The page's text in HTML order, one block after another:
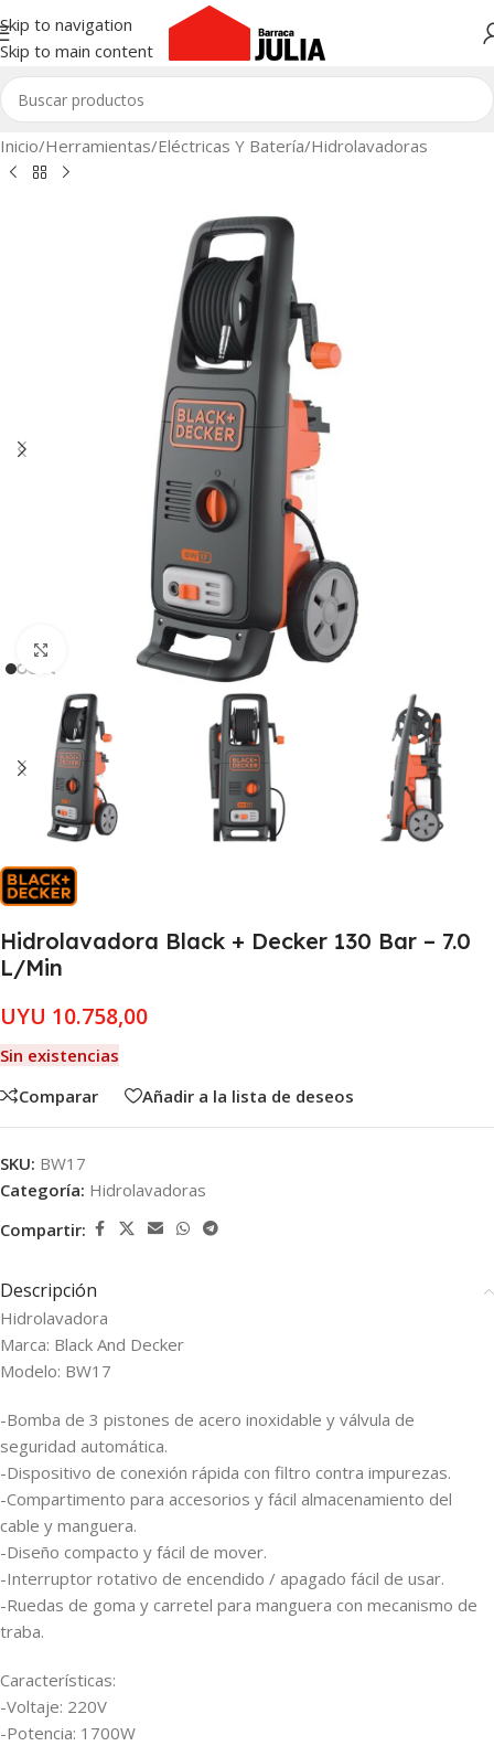
Skip to navigation
Skip to main content
Inicio/Herramientas/Eléctricas Y Batería/Hidrolavadoras
Clic para ampliar
Hidrolavadora Black + Decker 130 Bar – 7.0
L/Min
UYU 10.758,00
Sin existencias
Comparar
Añadir a la lista de deseos
SKU: BW17
Categoría: Hidrolavadoras
Compartir:
Descripción
Hidrolavadora
Marca: Black And Decker
Modelo: BW17
-Bomba de 3 pistones de acero inoxidable y válvula de
seguridad automática.
-Dispositivo de conexión rápida con filtro contra impurezas.
-Compartimento para accesorios y fácil almacenamiento del
cable y manguera.
-Diseño compacto y fácil de mover.
-Interruptor rotativo de encendido / apagado fácil de usar.
-Ruedas de goma y carretel para manguera con mecanismo de
traba.
Características:
-Voltaje: 220V
-Potencia: 1700W